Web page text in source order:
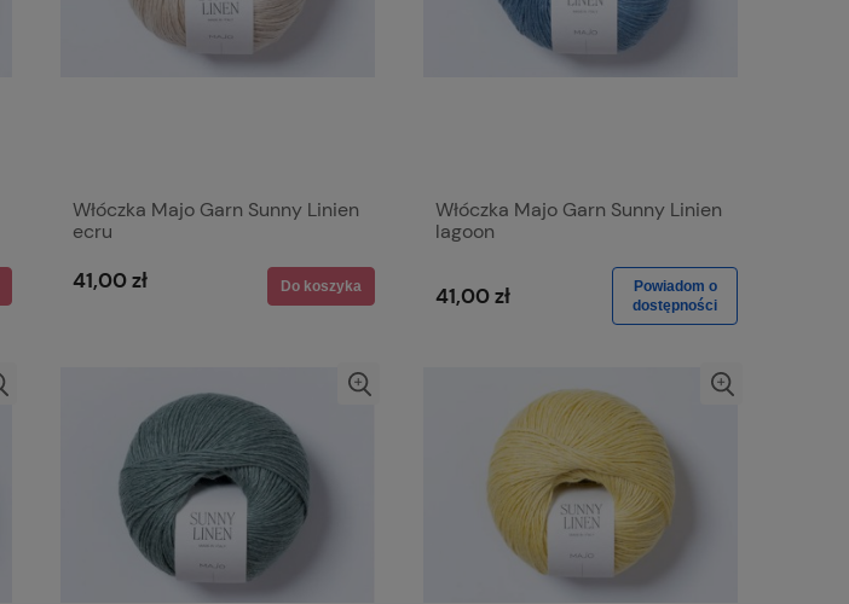
Włóczka Majo Garn Sunny Linien
ecru
41,00 zł Do koszyka
Włóczka Majo Garn Sunny Linien
lagoon
41,00 zł
Powiadom o
dostępności